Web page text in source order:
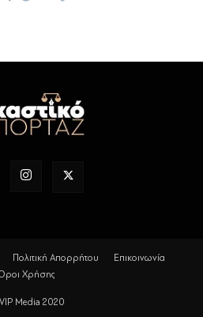
Πολιτική Απορρήτου
Επικοινωνία
Χρήσης
Media 2020